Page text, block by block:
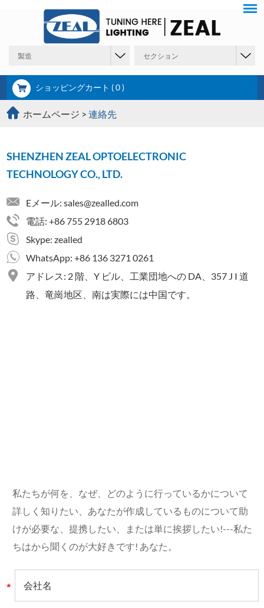
セクション
製造
ショッピングカート (0)
ホームページ >連絡先
SHENZHEN ZEAL OPTOELECTRONIC
TECHNOLOGY CO., LTD.
Eメール:sales@zealled.com
電話: +86 755 2918 6803
Skype:zealled
WhatsApp:+86 136 3271 0261
アドレス: 2 階、Y ビル、工業団地への DA、357 J I 道
路、竜崗地区、南は実際には中国です。
私たちが何を、なぜ、どのように行っているかについて
詳しく知りたい、あなたが作成しているものについて助
けが必要な、提携したい、または単に挨拶したい!---私た
ちはから聞くのが大好きです! あなた。